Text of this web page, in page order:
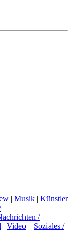
| Musik | Künstler
/
| Video | Soziales /